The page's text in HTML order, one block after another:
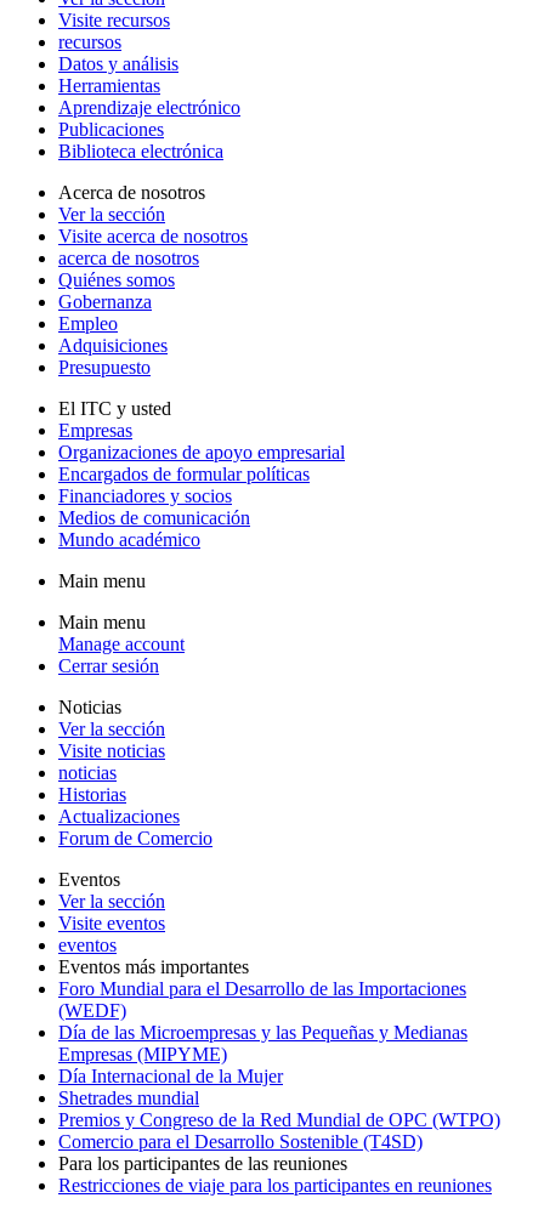
Visite recursos
recursos
Datos y análisis
Herramientas
Aprendizaje electrónico
Publicaciones
Biblioteca electrónica
Acerca de nosotros
Ver la sección
Visite acerca de nosotros
acerca de nosotros
Quiénes somos
Gobernanza
Empleo
Adquisiciones
Presupuesto
El ITC y usted
Empresas
Organizaciones de apoyo empresarial
Encargados de formular políticas
Financiadores y socios
Medios de comunicación
Mundo académico
Main menu
Main menu
Manage account
Cerrar sesión
Noticias
Ver la sección
Visite noticias
noticias
Historias
Actualizaciones
Forum de Comercio
Eventos
Ver la sección
Visite eventos
eventos
Eventos más importantes
Foro Mundial para el Desarrollo de las Importaciones
(WEDF)
Día de las Microempresas y las Pequeñas y Medianas
Empresas (MIPYME)
Día Internacional de la Mujer
Shetrades mundial
Premios y Congreso de la Red Mundial de OPC (WTPO)
Comercio para el Desarrollo Sostenible (T4SD)
Para los participantes de las reuniones
Restricciones de viaje para los participantes en reuniones